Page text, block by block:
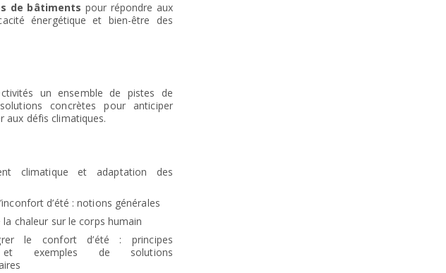
de bâtiments pour répondre aux
énergétique et bien-être des
un ensemble de pistes de
concrètes pour anticiper
aux défis climatiques.
climatique et adaptation des
d’été : notions générales
chaleur sur le corps humain
le confort d’été : principes
et exemples de solutions